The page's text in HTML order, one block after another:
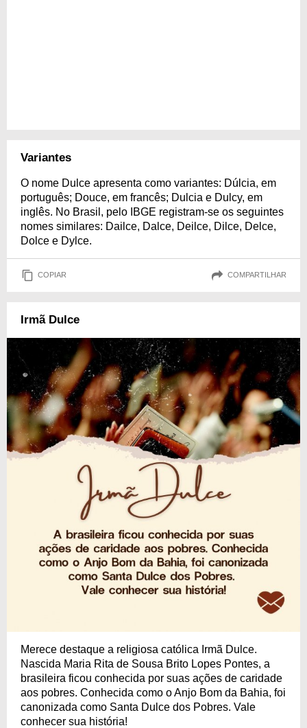
Variantes
O nome Dulce apresenta como variantes: Dúlcia, em
português; Douce, em francês; Dulcia e Dulcy, em
inglês. No Brasil, pelo IBGE registram-se os seguintes
nomes similares: Dailce, Dalce, Deilce, Dilce, Delce,
Dolce e Dylce.
COPIAR COMPARTILHAR
Irmã Dulce
Merece destaque a religiosa católica Irmã Dulce.
Nascida Maria Rita de Sousa Brito Lopes Pontes, a
brasileira ficou conhecida por suas ações de caridade
aos pobres. Conhecida como o Anjo Bom da Bahia, foi
canonizada como Santa Dulce dos Pobres. Vale
conhecer sua história!